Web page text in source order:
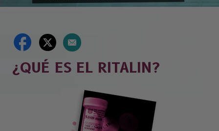
¿QUÉ ES EL RITALIN?